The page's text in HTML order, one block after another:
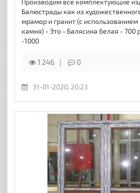
Производим все комплектующие
Балюстрады как из
мрамор и гранит (с использованием
камня) - Это - Балясина белая - 700
-1000
1 246 0
31-01-2020, 20:23